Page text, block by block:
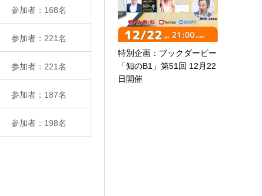
参加者：168名
参加者：221名
参加者：221名
参加者：187名
参加者：198名
特別企画：ブックダービー
「知のB1」第51回 12月22
日開催